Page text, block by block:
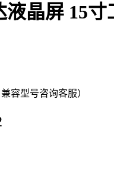
液晶屏 15
容型号咨询客服）